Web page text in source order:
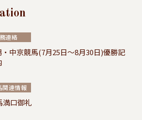
連絡
中京競馬(7月25日～8月30日)優勝記
関連情報
満口御礼